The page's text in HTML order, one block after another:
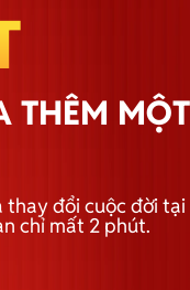
THÊM MỘT
thay đổi cuộc đời tại
chỉ mất 2 phút.